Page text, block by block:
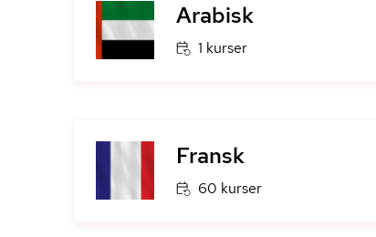
Arabisk
1 kurser
Fransk
60 kurser